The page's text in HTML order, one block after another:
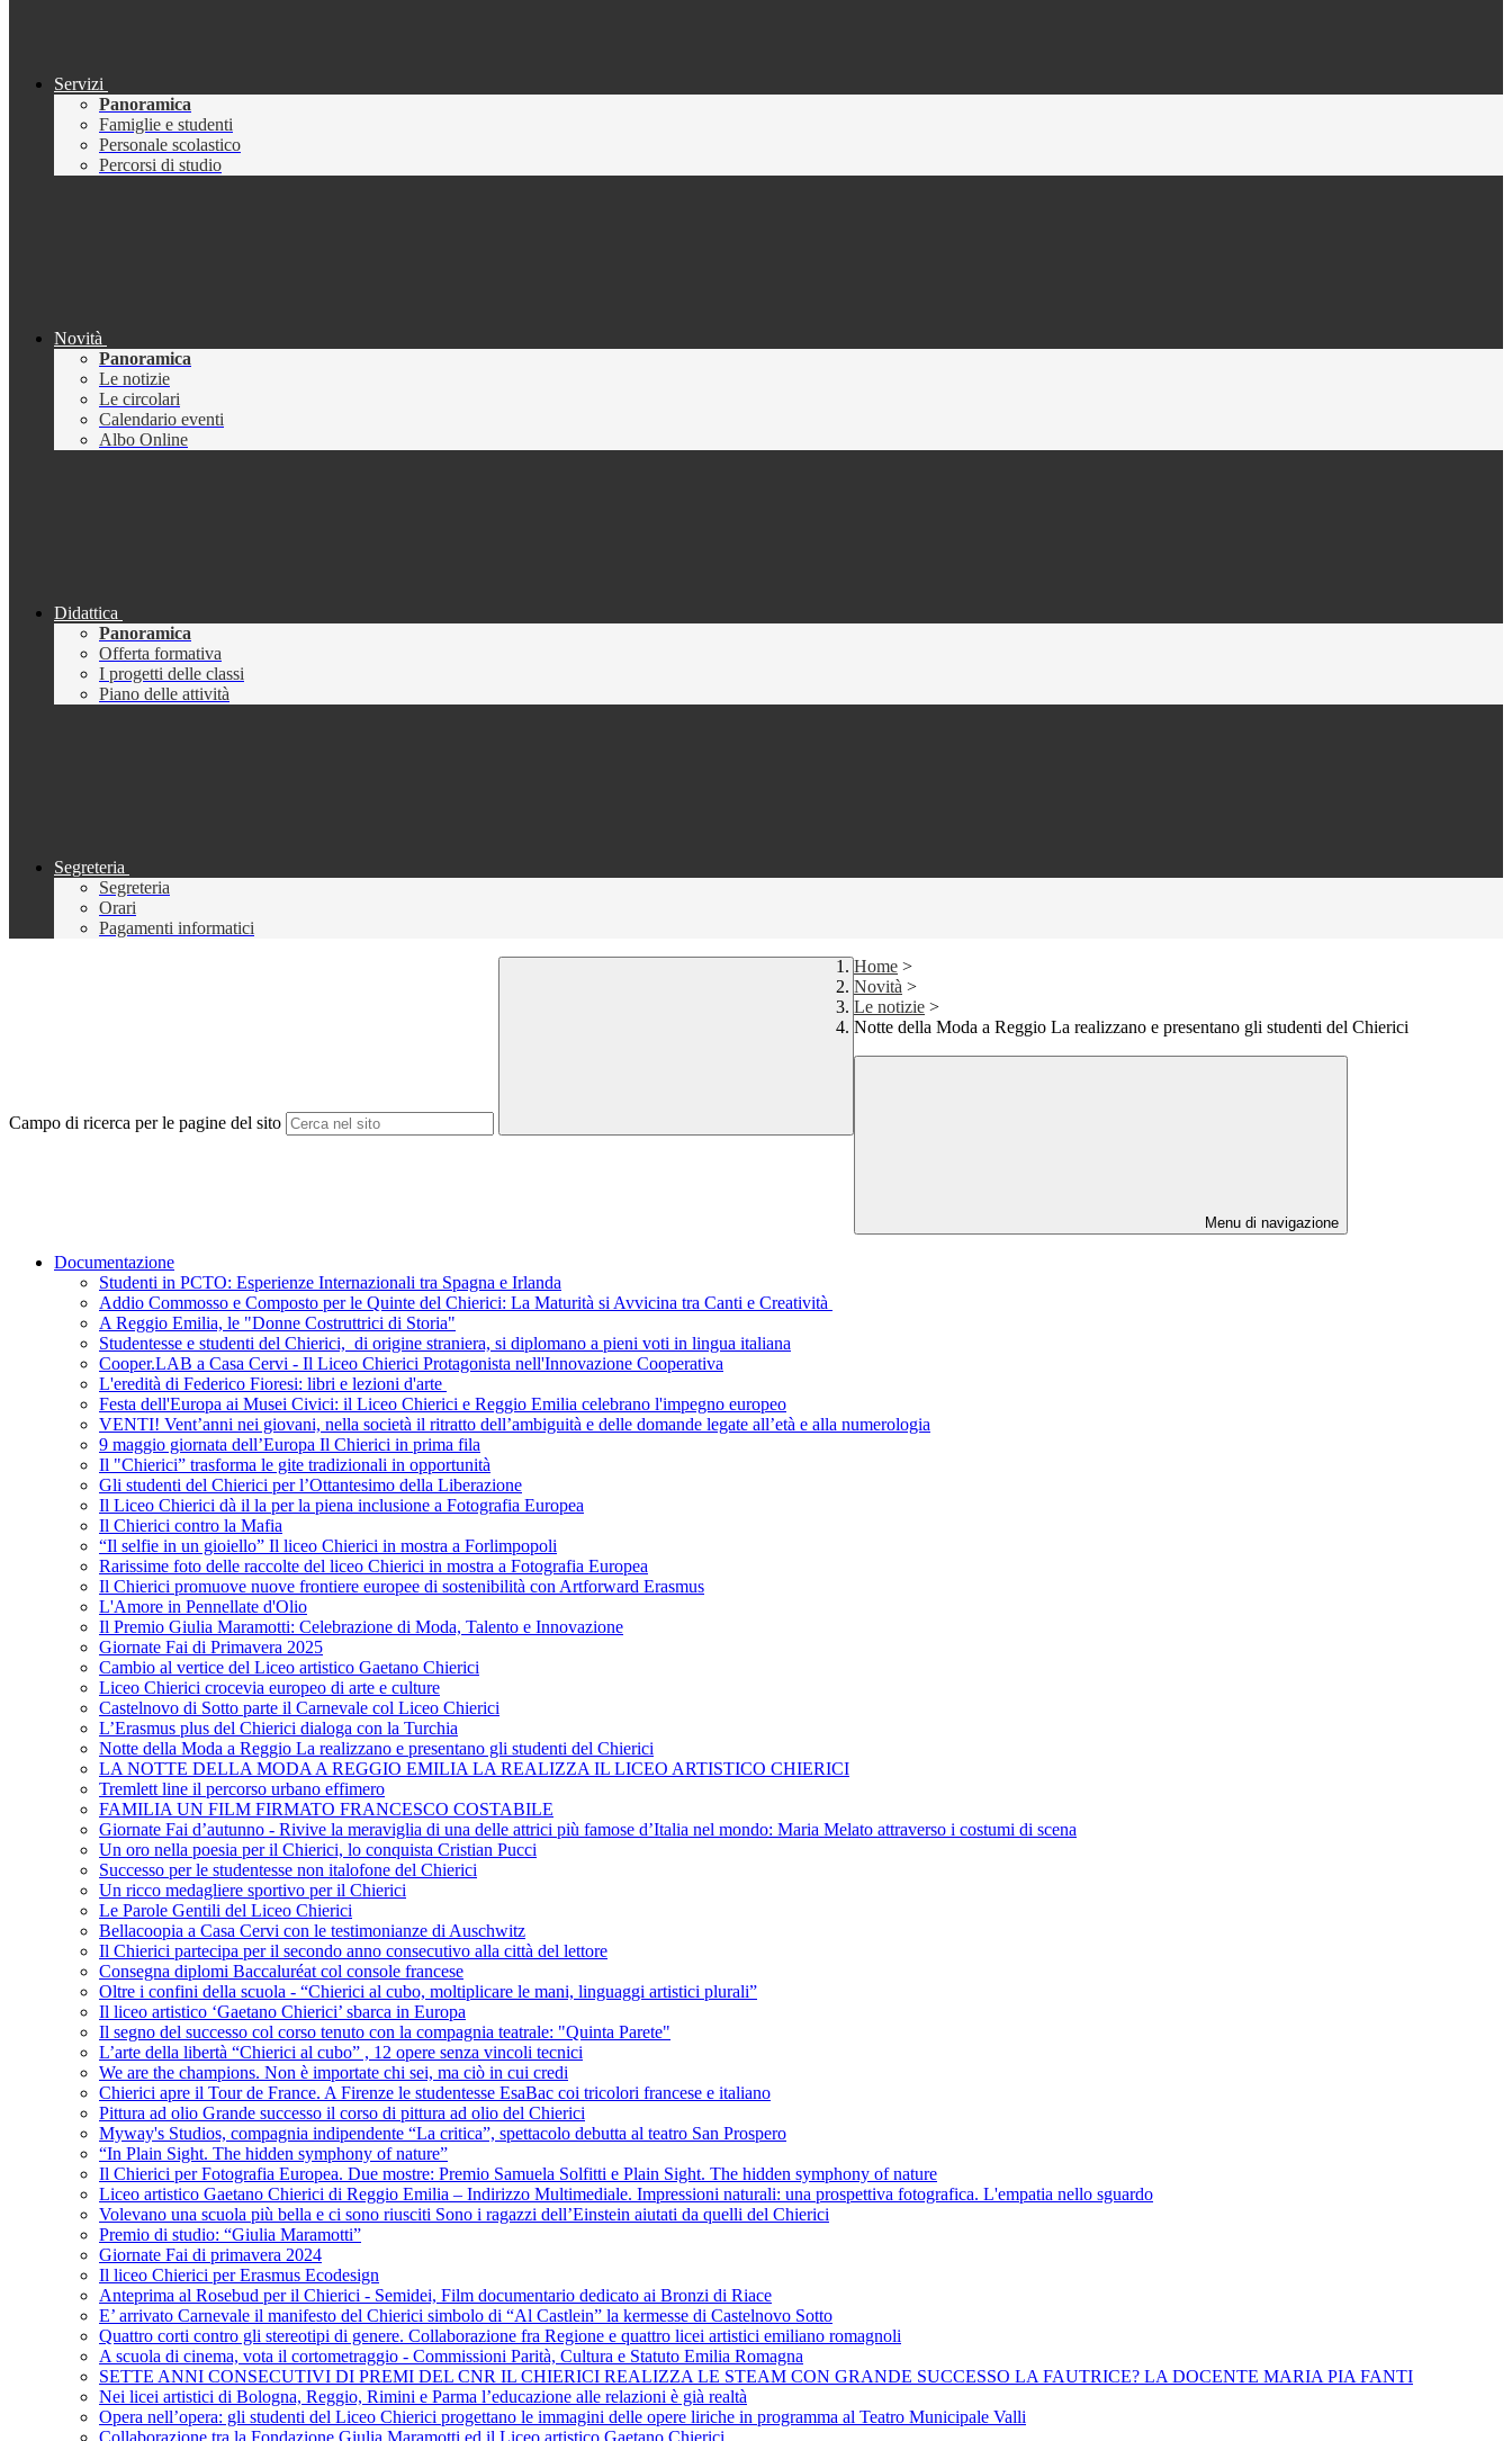
Servizi
Panoramica
Famiglie e studenti
Personale scolastico
Percorsi di studio
Novità
Panoramica
Le notizie
Le circolari
Calendario eventi
Albo Online
Didattica
Panoramica
Offerta formativa
I progetti delle classi
Piano delle attività
Segreteria
Segreteria
Orari
Pagamenti informatici
Campo di ricerca per le pagine del sito
Home >
Novità >
Le notizie >
Notte della Moda a Reggio La realizzano e presentano gli studenti del Chierici
Menu di navigazione
Documentazione
Studenti in PCTO: Esperienze Internazionali tra Spagna e Irlanda
Addio Commosso e Composto per le Quinte del Chierici: La Maturità si Avvicina tra Canti e Creatività
A Reggio Emilia, le "Donne Costruttrici di Storia"
Studentesse e studenti del Chierici, di origine straniera, si diplomano a pieni voti in lingua italiana
Cooper.LAB a Casa Cervi - Il Liceo Chierici Protagonista nell'Innovazione Cooperativa
L'eredità di Federico Fioresi: libri e lezioni d'arte
Festa dell'Europa ai Musei Civici: il Liceo Chierici e Reggio Emilia celebrano l'impegno europeo
VENTI! Vent’anni nei giovani, nella società il ritratto dell’ambiguità e delle domande legate all’età e alla numerologia
9 maggio giornata dell’Europa Il Chierici in prima fila
Il "Chierici” trasforma le gite tradizionali in opportunità
Gli studenti del Chierici per l’Ottantesimo della Liberazione
Il Liceo Chierici dà il la per la piena inclusione a Fotografia Europea
Il Chierici contro la Mafia
“Il selfie in un gioiello” Il liceo Chierici in mostra a Forlimpopoli
Rarissime foto delle raccolte del liceo Chierici in mostra a Fotografia Europea
Il Chierici promuove nuove frontiere europee di sostenibilità con Artforward Erasmus
L'Amore in Pennellate d'Olio
Il Premio Giulia Maramotti: Celebrazione di Moda, Talento e Innovazione
Giornate Fai di Primavera 2025
Cambio al vertice del Liceo artistico Gaetano Chierici
Liceo Chierici crocevia europeo di arte e culture
Castelnovo di Sotto parte il Carnevale col Liceo Chierici
L’Erasmus plus del Chierici dialoga con la Turchia
Notte della Moda a Reggio La realizzano e presentano gli studenti del Chierici
LA NOTTE DELLA MODA A REGGIO EMILIA LA REALIZZA IL LICEO ARTISTICO CHIERICI
Tremlett line il percorso urbano effimero
FAMILIA UN FILM FIRMATO FRANCESCO COSTABILE
Giornate Fai d’autunno - Rivive la meraviglia di una delle attrici più famose d’Italia nel mondo: Maria Melato attraverso i costumi di scena
Un oro nella poesia per il Chierici, lo conquista Cristian Pucci
Successo per le studentesse non italofone del Chierici
Un ricco medagliere sportivo per il Chierici
Le Parole Gentili del Liceo Chierici
Bellacoopia a Casa Cervi con le testimonianze di Auschwitz
Il Chierici partecipa per il secondo anno consecutivo alla città del lettore
Consegna diplomi Baccaluréat col console francese
Oltre i confini della scuola - “Chierici al cubo, moltiplicare le mani, linguaggi artistici plurali”
Il liceo artistico ‘Gaetano Chierici’ sbarca in Europa
Il segno del successo col corso tenuto con la compagnia teatrale: "Quinta Parete"
L’arte della libertà “Chierici al cubo” , 12 opere senza vincoli tecnici
We are the champions. Non è importate chi sei, ma ciò in cui credi
Chierici apre il Tour de France. A Firenze le studentesse EsaBac coi tricolori francese e italiano
Pittura ad olio Grande successo il corso di pittura ad olio del Chierici
Myway's Studios, compagnia indipendente “La critica”, spettacolo debutta al teatro San Prospero
“In Plain Sight. The hidden symphony of nature”
Il Chierici per Fotografia Europea. Due mostre: Premio Samuela Solfitti e Plain Sight. The hidden symphony of nature
Liceo artistico Gaetano Chierici di Reggio Emilia – Indirizzo Multimediale. Impressioni naturali: una prospettiva fotografica. L'empatia nello sguardo
Volevano una scuola più bella e ci sono riusciti Sono i ragazzi dell’Einstein aiutati da quelli del Chierici
Premio di studio: “Giulia Maramotti”
Giornate Fai di primavera 2024
Il liceo Chierici per Erasmus Ecodesign
Anteprima al Rosebud per il Chierici - Semidei, Film documentario dedicato ai Bronzi di Riace
E’ arrivato Carnevale il manifesto del Chierici simbolo di “Al Castlein” la kermesse di Castelnovo Sotto
Quattro corti contro gli stereotipi di genere. Collaborazione fra Regione e quattro licei artistici emiliano romagnoli
A scuola di cinema, vota il cortometraggio - Commissioni Parità, Cultura e Statuto Emilia Romagna
SETTE ANNI CONSECUTIVI DI PREMI DEL CNR IL CHIERICI REALIZZA LE STEAM CON GRANDE SUCCESSO LA FAUTRICE? LA DOCENTE MARIA PIA FANTI
Nei licei artistici di Bologna, Reggio, Rimini e Parma l’educazione alle relazioni è già realtà
Opera nell’opera: gli studenti del Liceo Chierici progettano le immagini delle opere liriche in programma al Teatro Municipale Valli